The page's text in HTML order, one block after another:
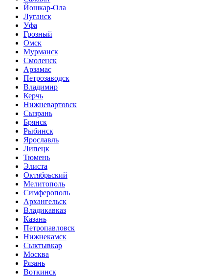
Йошкар-Ола
Луганск
Уфа
Грозный
Омск
Мурманск
Смоленск
Арзамас
Петрозаводск
Владимир
Керчь
Нижневартовск
Сызрань
Брянск
Рыбинск
Ярославль
Липецк
Тюмень
Элиста
Октябрьский
Мелитополь
Симферополь
Архангельск
Владикавказ
Казань
Петропавловск
Нижнекамск
Сыктывкар
Москва
Рязань
Воткинск